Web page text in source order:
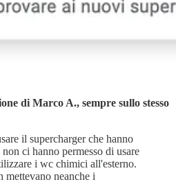
di Marco A., sempre sullo stesso
il supercharger che hanno
ci hanno permesso di usare
i wc chimici all'esterno.
mettevano neanche i